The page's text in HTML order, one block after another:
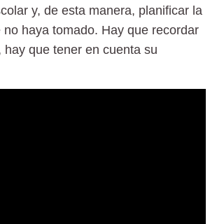
y, de esta manera, planificar la
haya tomado. Hay que recordar
que tener en cuenta su